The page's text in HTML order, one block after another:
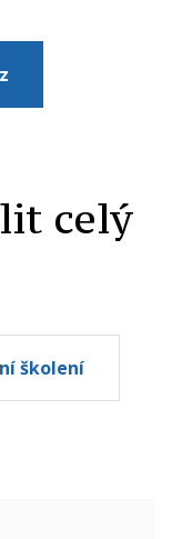
celý
školení